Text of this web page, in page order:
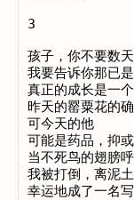
3
孩子，你不要数
我要告诉你那已
真正的成长是一
昨天的罂粟花的
可今天的他
可能是药品，抑
当不死鸟的翅膀
我被打倒，离泥
幸运地成了一名